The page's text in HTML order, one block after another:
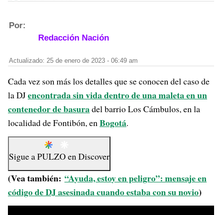
Por:
Redacción Nación
Actualizado: 25 de enero de 2023 - 06:49 am
Cada vez son más los detalles que se conocen del caso de
la DJencontrada sin vida dentro de una maleta en un
contenedor de basuradel barrio Los Cámbulos, en la
localidad de Fontibón, enBogotá.
Sigue aPULZO enDiscover
(Vea también: “Ayuda, estoy en peligro”: mensaje en
código de DJ asesinada cuando estaba con su novio)